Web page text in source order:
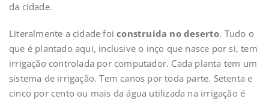
da cidade.
Literalmente a cidade foiconstruída no deserto. Tudo o
que é plantado aqui, inclusive o inço que nasce por si, tem
irrigação controlada por computador. Cada planta tem um
sistema de irrigação. Tem canos por toda parte. Setenta e
cinco por cento ou mais da água utilizada na irrigação é